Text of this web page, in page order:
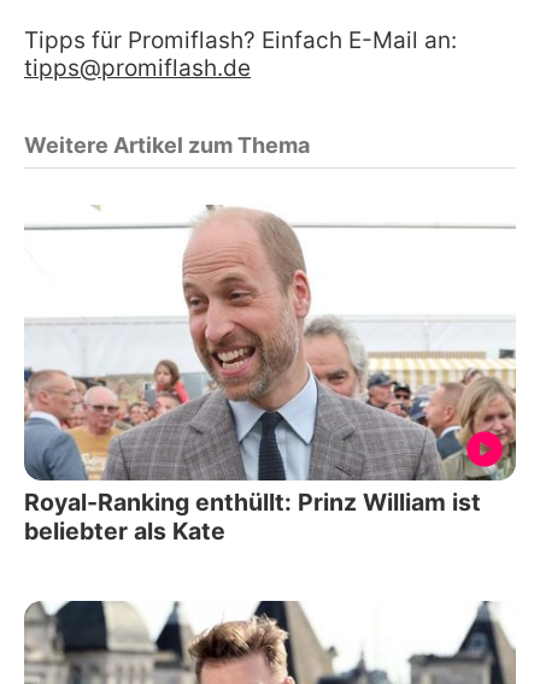
Tipps für Promiflash? Einfach E-Mail an:
tipps@promiflash.de
Weitere Artikel zum Thema
Royal-Ranking enthüllt: Prinz William ist
beliebter als Kate